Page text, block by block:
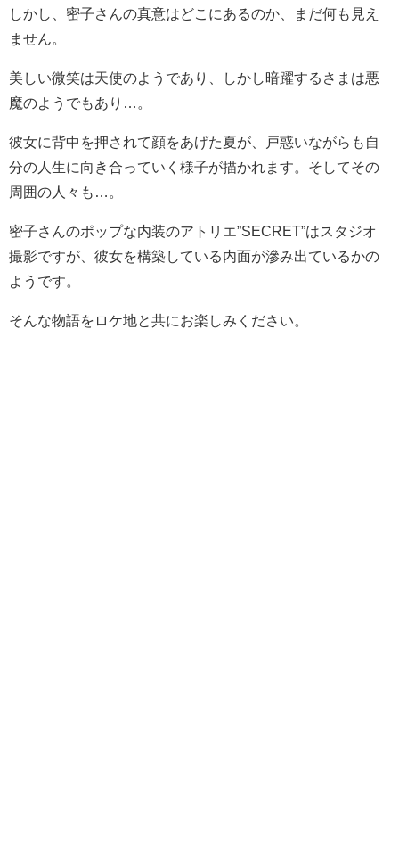
しかし、密子さんの真意はどこにあるのか、まだ何も見え
ません。
美しい微笑は天使のようであり、しかし暗躍するさまは悪
魔のようでもあり…。
彼女に背中を押されて顔をあげた夏が、戸惑いながらも自
分の人生に向き合っていく様子が描かれます。そしてその
周囲の人々も…。
密子さんのポップな内装のアトリエ”SECRET”はスタジオ
撮影ですが、彼女を構築している内面が滲み出ているかの
ようです。
そんな物語をロケ地と共にお楽しみください。